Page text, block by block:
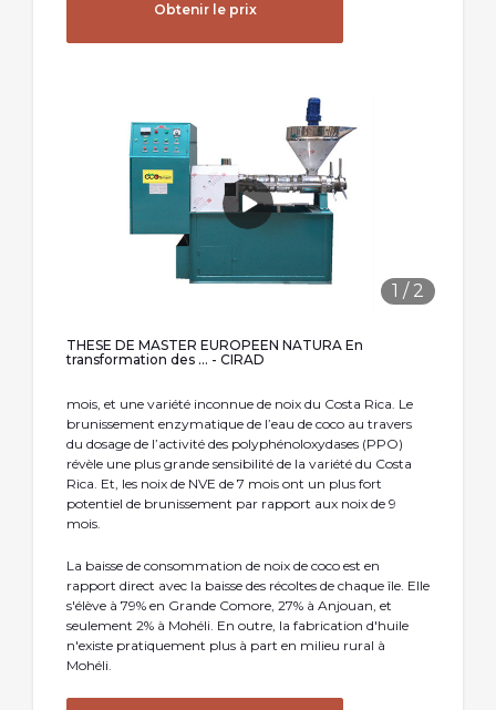
Obtenir le prix
1 / 2
THESE DE MASTER EUROPEEN NATURA En
transformation des ... - CIRAD
mois, et une variété inconnue de noix du Costa Rica. Le
brunissement enzymatique de l’eau de coco au travers
du dosage de l’activité des polyphénoloxydases (PPO)
révèle une plus grande sensibilité de la variété du Costa
Rica. Et, les noix de NVE de 7 mois ont un plus fort
potentiel de brunissement par rapport aux noix de 9
mois.
La baisse de consommation de noix de coco est en
rapport direct avec la baisse des récoltes de chaque île. Elle
s'élève à 79% en Grande Comore, 27% à Anjouan, et
seulement 2% à Mohéli. En outre, la fabrication d'huile
n'existe pratiquement plus à part en milieu rural à
Mohéli.